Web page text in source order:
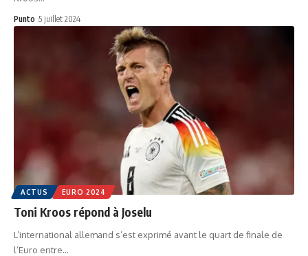
Punto 5 juillet 2024
ACTUS EURO 2024
Toni Kroos répond à Joselu
L’international allemand s’est exprimé avant le quart de finale de
l’Euro entre…